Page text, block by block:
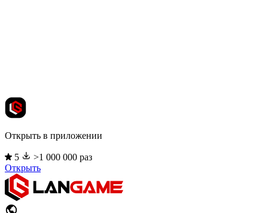
Открыть в приложении
5
>1 000 000 раз
Открыть